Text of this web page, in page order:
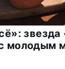
молодым